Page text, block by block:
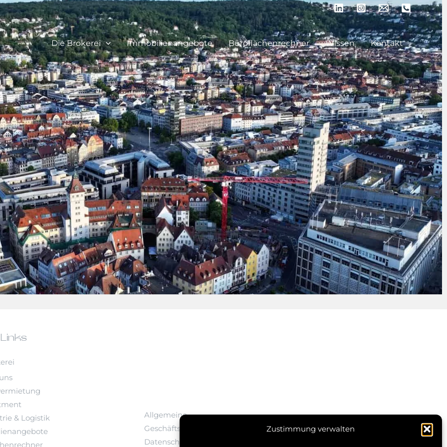
Zustimmung verwalten
Die Brokerei
Immobilienangebote Büroflächenrechner Wissen Kontakt
& Logistik
Allgemeine
Geschäftsbedingungen
Datenschutz